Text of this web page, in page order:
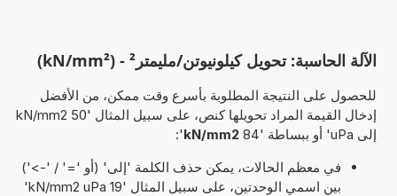
الآلة الحاسبة: تحويل كيلونيوتن/مليمتر² - (kN/mm²)
للحصول على النتيجة المطلوبة بأسرع وقت ممكن، من الأفضل
إدخال القيمة المراد تحويلها كنص، على سبيل المثال '50 kN/mm2
إلى uPa' أو ببساطة '84
kN/mm2
':
في معظم الحالات، يمكن حذف الكلمة 'إلى' (أو '=' / '->')
بين اسمي الوحدتين، على سبيل المثال '19 kN/mm2 uPa'